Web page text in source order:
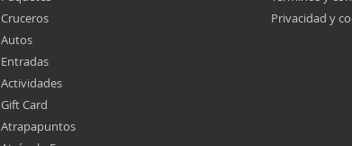
Cruceros
Autos
Entradas
Actividades
Gift Card
Atrapapuntos
Privacidad y